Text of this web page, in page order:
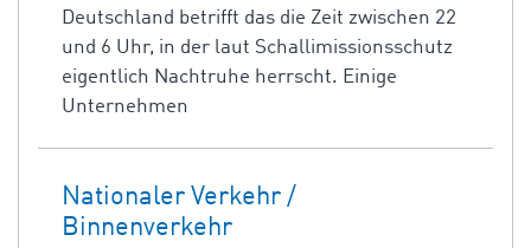
Deutschland betrifft das die Zeit zwischen 22
und 6 Uhr, in der laut Schallimissionsschutz
eigentlich Nachtruhe herrscht. Einige
Unternehmen
Nationaler Verkehr /
Binnenverkehr